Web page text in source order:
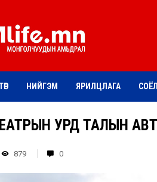
НИЙГЭМ ЯРИЛЦЛАГА
УРД ТАЛЫН
879 0